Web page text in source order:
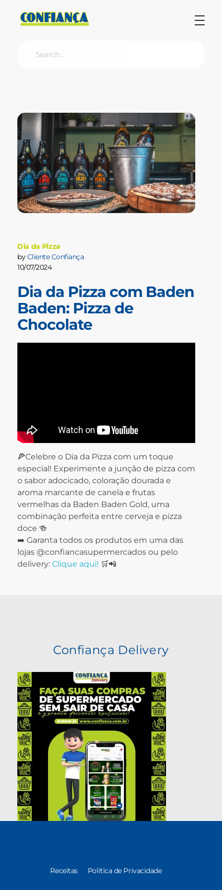
Dia da Pizza com Baden
Baden: Pizza de
Chocolate
10/07/2024
by Cliente Confiança
Dia da Pizza
🍕Celebre o Dia da Pizza com um toque
especial! Experimente a junção de pizza com
o sabor adocicado, coloração dourada e
aroma marcante de canela e frutas
vermelhas da Baden Baden Gold, uma
combinação perfeita entre cerveja e pizza
doce 🍻
➡️ Garanta todos os produtos em uma das
lojas @confiancasupermercados ou pelo
delivery: Clique aqui! 🛒📲
Confiança Delivery
Receitas Política de Privacidade